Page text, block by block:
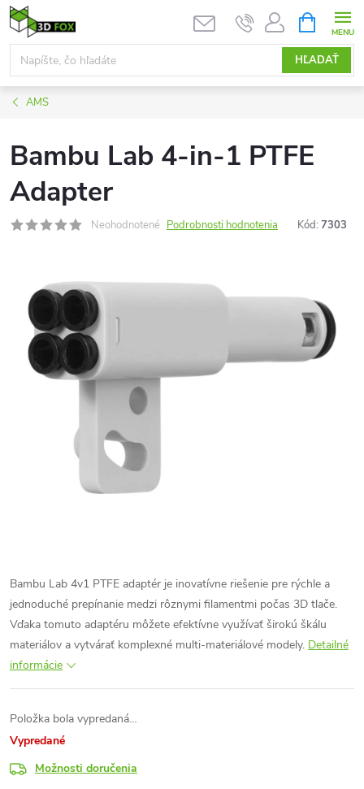
Prejsť
na
obsah
HĽADAŤ
KOŠÍK
AMS
Bambu Lab 4-in-1 PTFE
Adapter
Neohodnotené Podrobnosti hodnotenia Kód: 7303
Bambu Lab 4v1 PTFE adaptér je inovatívne riešenie pre rýchle a
jednoduché prepínanie medzi rôznymi filamentmi počas 3D tlače.
Vďaka tomuto adaptéru môžete efektívne využívať širokú škálu
materiálov a vytvárať komplexné multi-materiálové modely. Detailné
informácie
Položka bola vypredaná…
Vypredané
Možnosti doručenia